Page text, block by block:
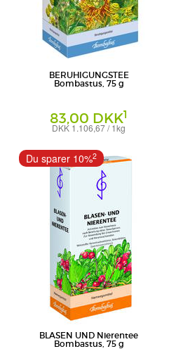
BERUHIGUNGSTEE
Bombastus, 75 g
83,00 DKK1
DKK 1.106,67 / 1kg
Bombastus-Werke AG
BLASEN UND Nierentee
Bombastus, 75 g
Du sparer 10%2